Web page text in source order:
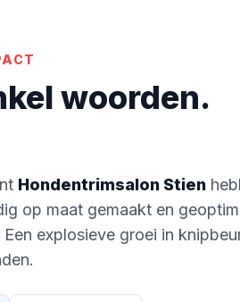
woorden.
Hondentrimsalon Stien
op maat gemaakt en
Een explosieve groei in